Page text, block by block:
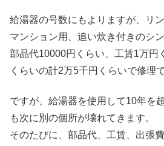
給湯器の号数にもよりますが、リ
マンション用、追い炊き付きのシ
部品代10000円くらい、工賃1万円
くらいの計2万5千円くらいで修理
ですが、給湯器を使用して10年を
も次に別の個所が壊れてきます。
そのたびに、部品代、工賃、出張